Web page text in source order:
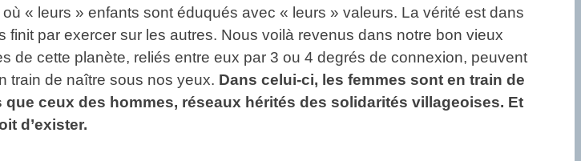
« leurs » enfants sont éduqués avec « leurs » valeurs. La vérité est dans
finit par exercer sur les autres. Nous voilà revenus dans notre bon vieux
de cette planète, reliés entre eux par 3 ou 4 degrés de connexion, peuvent
train de naître sous nos yeux. Dans celui-ci, les femmes sont en train de
ceux des hommes, réseaux hérités des solidarités villageoises. Et
d’exister.